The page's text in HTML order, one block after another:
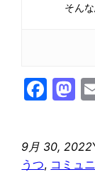
そん
9月 30, 2022
うつ, コミュ